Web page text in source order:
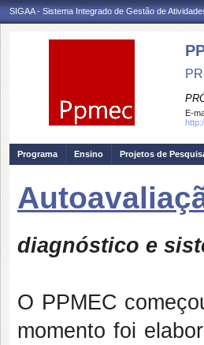
SIGAA - Sistema Integrado de Gestão de
E-
Programa Ensino Projetos de
diagnóstico e
O PPMEC
momento foi